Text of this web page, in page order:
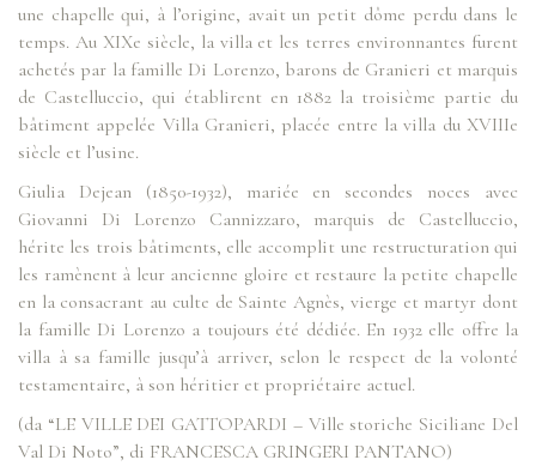
une chapelle qui, à l’origine, avait un petit dôme perdu dans le
temps. Au XIXe siècle, la villa et les terres environnantes furent
achetés par la famille Di Lorenzo, barons de Granieri et marquis
de Castelluccio, qui établirent en 1882 la troisième partie du
bâtiment appelée Villa Granieri, placée entre la villa du XVIIIe
siècle et l’usine.
Giulia Dejean (1850-1932), mariée en secondes noces avec
Giovanni Di Lorenzo Cannizzaro, marquis de Castelluccio,
hérite les trois bâtiments, elle accomplit une restructuration qui
les ramènent à leur ancienne gloire et restaure la petite chapelle
en la consacrant au culte de Sainte Agnès, vierge et martyr dont
la famille Di Lorenzo a toujours été dédiée. En 1932 elle offre la
villa à sa famille jusqu’à arriver, selon le respect de la volonté
testamentaire, à son héritier et propriétaire actuel.
(da “LE VILLE DEI GATTOPARDI – Ville storiche Siciliane Del
Val Di Noto”, di FRANCESCA GRINGERI PANTANO)